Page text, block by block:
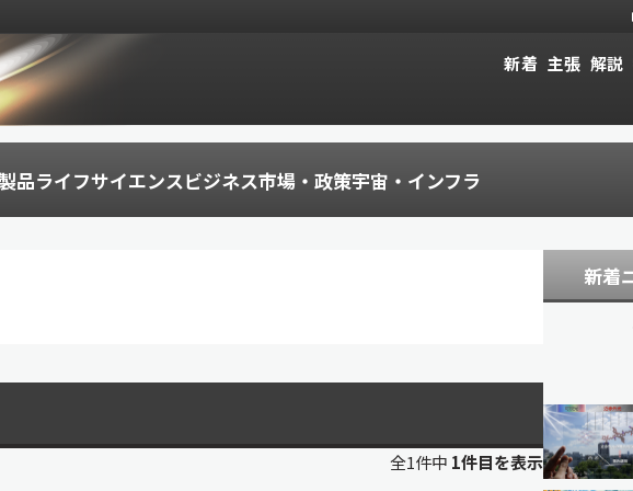
新着 主張 解説
品ライフサイエンスビジネス市場・政策宇宙・インフラ
全1件中 1件目を表示
新着